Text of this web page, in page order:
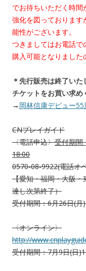
でお待ちいただく時
強化を図っておりま
能性がございます。
つきましてはお電話で
購入可能となりました
＊先行販売は終了い
チケットをお買い求め
→ 岡林信康デビュー
CNプレイガイド
〈電話申込〉受付期間
18:00
0570-08-9922(電話オ
【愛知・福岡・大阪
達し次第終了）
受付期間：6月26日(
〈オンライン〉
http://
受付期間：7月9日(日